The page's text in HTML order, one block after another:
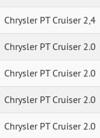
Chrysler PT Cruiser 2,4
Chrysler PT Cruiser 2.0
Chrysler PT Cruiser 2.0
Chrysler PT Cruiser 2.0
Chrysler PT Cruiser 2.0